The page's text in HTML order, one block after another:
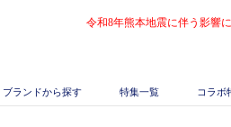
令和8年熊本地震に伴う影響
ブランドから探す 特集一覧 コラボ